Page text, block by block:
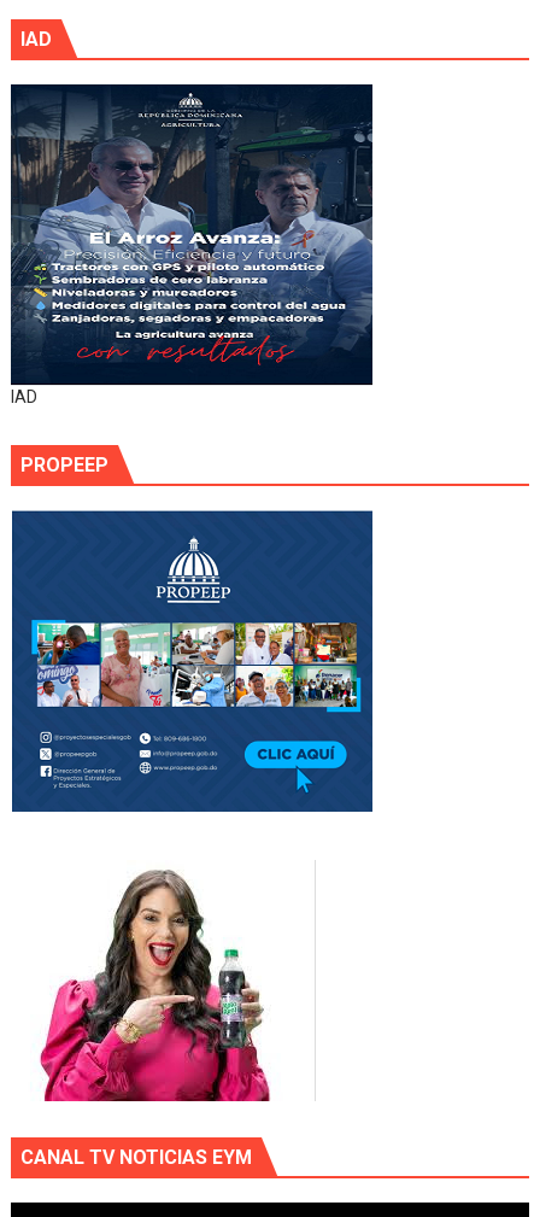
IAD
IAD
PROPEEP
CANAL TV NOTICIAS EYM